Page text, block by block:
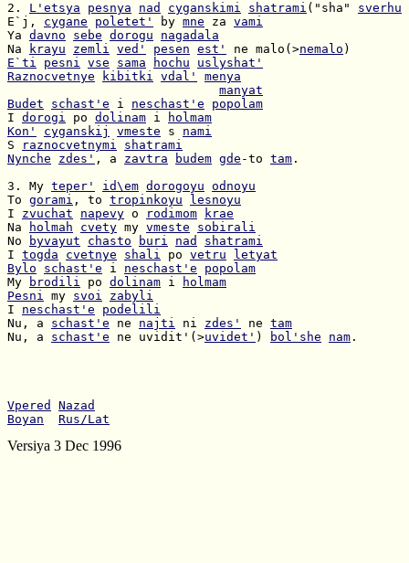
2. L'etsya pesnya nad cyganskimi shatrami ("sha" sverhu
E`j, cygane poletet' by mne za vami
Ya davno sebe dorogu
nagadala
Na
krayu zemli ved' pesen est' ne malo(>nemalo
E`ti
pesni vse sama hochu
uslyshat'
Raznocvetnye
kibitki vdal'
menya
manyat
Budet
schast'e i neschast'e
popolam
I dorogi po dolinam i
holmam
Kon'
cyganskij vmeste s nami
S
raznocvetnymi
shatrami
Nynche
zdes' , a zavtra budem gde -to tam .
3. My teper' id\em dorogoyu odnoyu
To gorami , to tropinkoyu
lesnoyu
I zvuchat napevy o rodimom
krae
Na
holmah cvety my vmeste
sobirali
No
byvayut chasto buri nad
shatrami
I togda cvetnye shali po vetru
letyat
Bylo
schast'e i neschast'e
popolam
My
brodili po dolinam i
holmam
Pesni my svoi
zabyli
I neschast'e
podelili
Nu, a schast'e ne najti ni zdes' ne tam
Nu, a schast'e ne uvidit'(>uvidet' ) bol'she nam .
Vpered
Nazad
Boyan
Rus/Lat
Versiya 3 Dec 1996